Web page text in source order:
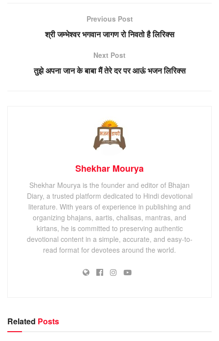
Previous Post
श्री जम्भेश्वर भगवान जागण रो निवतो है लिरिक्स
Next Post
तुझे अपना जान के बाबा मैं तेरे दर पर आऊं भजन लिरिक्स
Shekhar Mourya
Shekhar Mourya is the founder and editor of Bhajan
Diary, a trusted platform dedicated to Hindi devotional
literature. With years of experience in publishing and
organizing bhajans, aartis, chalisas, mantras, and
kirtans, he is committed to preserving authentic
devotional content in a simple, accurate, and easy-to-
read format for devotees around the world.
Related Posts